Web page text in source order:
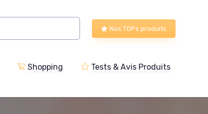
Nos TOPs produits
Shopping Tests & Avis Produits